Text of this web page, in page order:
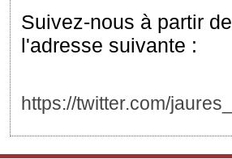
Suivez-nous à partir
l'adresse suivante :
https://twitter.com/